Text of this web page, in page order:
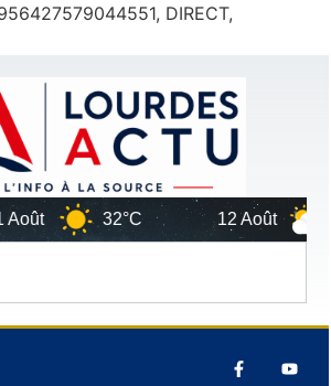
DIRECT,
32°C 12 Août 29°C